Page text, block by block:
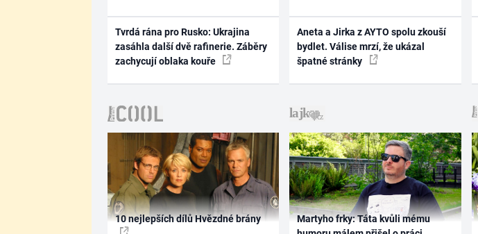
Tvrdá rána pro Rusko: Ukrajina
zasáhla další dvě rafinerie. Záběry
zachycují oblaka kouře
Aneta a Jirka z AYTO spolu zkouší
bydlet. Válise mrzí, že ukázal
špatné stránky
10 nejlepších dílů Hvězdné brány
Martyho frky: Táta kvůli mému